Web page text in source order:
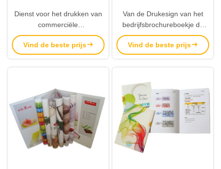
Dienst voor het drukken van
commerciële
marketingbrochures
Vind de beste prijs
Van de Drukesign van het
bedrijfsbrochureboekje de
Malplaatjes Professionele
Vliegers
Vind de beste prijs